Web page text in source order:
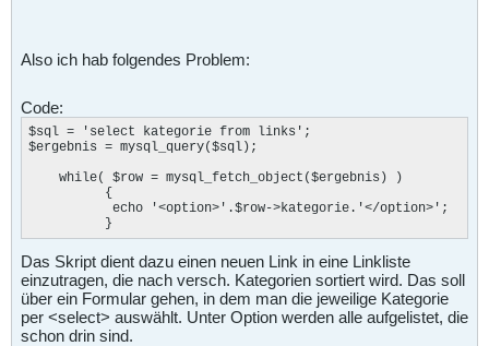
Also ich hab folgendes Problem:
Code:
$sql = 'select kategorie from links';
$ergebnis = mysql_query($sql);
    while( $row = mysql_fetch_object($ergebnis) )
          {
           echo '<option>'.$row->kategorie.'</option>';
          }
Das Skript dient dazu einen neuen Link in eine Linkliste
einzutragen, die nach versch. Kategorien sortiert wird. Das soll
über ein Formular gehen, in dem man die jeweilige Kategorie
per <select> auswählt. Unter Option werden alle aufgelistet, die
schon drin sind.